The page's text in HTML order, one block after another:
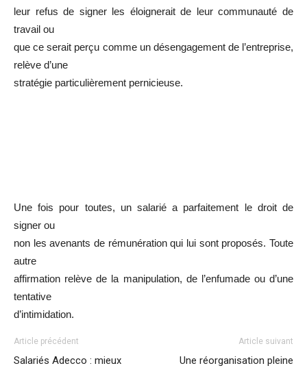
leur refus de signer les éloignerait de leur communauté de
travail ou
que ce serait perçu comme un désengagement de l’entreprise,
relève d’une
stratégie particulièrement pernicieuse.
Une fois pour toutes, un salarié a parfaitement le droit de
signer ou
non les avenants de rémunération qui lui sont proposés. Toute
autre
affirmation relève de la manipulation, de l’enfumade ou d’une
tentative
d’intimidation.
Article précédent
Salariés Adecco : mieux
Article suivant
Une réorganisation pleine